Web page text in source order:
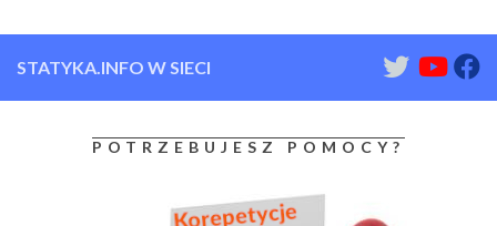
STATYKA.INFO W SIECI
POTRZEBUJESZ POMOCY?